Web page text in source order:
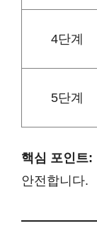
4단계
5단계
핵심 포인트:
안전합니다.